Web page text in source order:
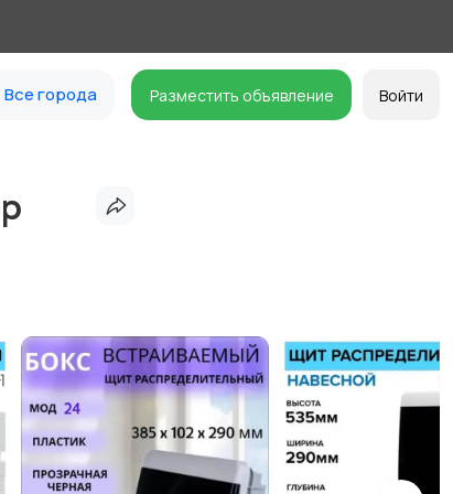
Все города Разместить объявление Войти